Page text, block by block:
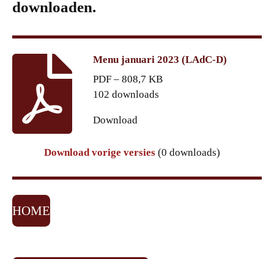
downloaden.
Menu januari 2023 (LAdC-D)
PDF – 808,7 KB
102 downloads
Download
Download vorige versies (0 downloads)
HOME